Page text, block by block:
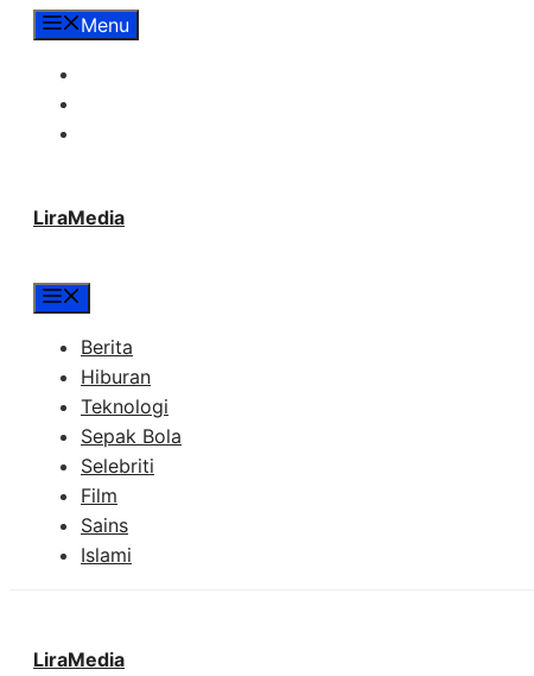
LangsungMenu
LiraMedia
Berita
Hiburan
Teknologi
Sepak Bola
Selebriti
Film
Sains
Islami
LiraMedia